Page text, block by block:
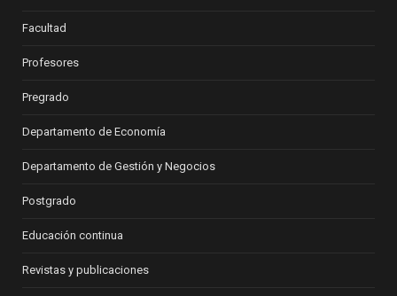
Facultad
Profesores
Pregrado
Departamento de Economía
Departamento de Gestión y Negocios
Postgrado
Educación continua
Revistas y publicaciones